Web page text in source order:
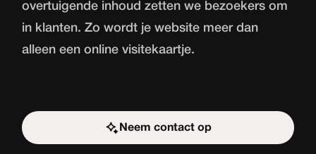
overtuigende inhoud zetten we bezoekers om
in klanten. Zo wordt je website meer dan
alleen een online visitekaartje.
Neem contact op
Start de uitdaging